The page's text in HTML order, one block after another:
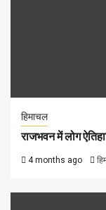
हिमाचल
राजभवन में लोग
4 months ago